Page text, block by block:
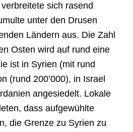
sich rasend
unter den Drusen
Ländern aus. Die Zahl
Osten wird auf rund eine
ist in Syrien (mit rund
(rund 200’000), in Israel
angesiedelt. Lokale
dass aufgewühlte
die Grenze zu Syrien zu